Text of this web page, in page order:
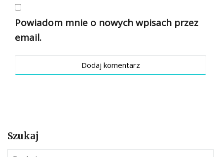
Powiadom mnie o nowych wpisach przez
email.
Szukaj